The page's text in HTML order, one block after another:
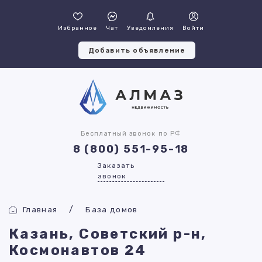
Избранное Чат Уведомления Войти
Добавить объявление
Бесплатный звонок по РФ
8 (800) 551-95-18
Заказать
звонок
Главная База домов
Казань, Советский р-н,
Космонавтов 24